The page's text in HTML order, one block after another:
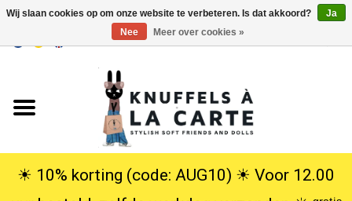
USD
Knuffels
☀︎ 10% korting (code: AUG10) ☀︎ Voor 12.00
Wij slaan cookies op om onze website te verbeteren. Is dat akkoord?
Ja
Nee
Meer over cookies »